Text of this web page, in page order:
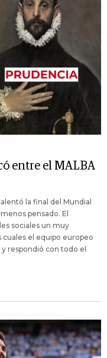
entre el MALBA
la final del Mundial
pensado. El
sociales un muy
cuales el equipo europeo
respondió con todo el